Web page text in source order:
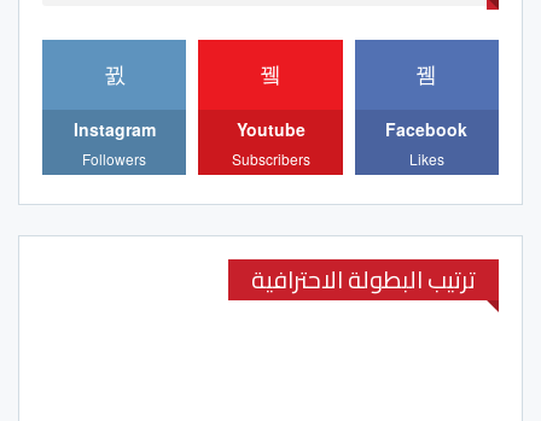
Facebook
Likes
Youtube
Subscribers
Instagram
Followers
ترتيب البطولة الاحترافية